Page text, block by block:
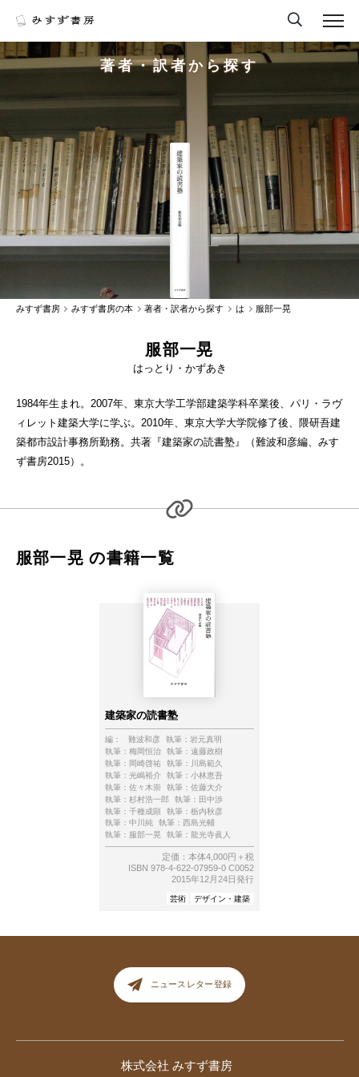
著者・訳者から探す
みすず書房 みすず書房の本 著者・訳者から探す は 服部一晃
服部一晃
はっとり・かずあき
1984年生まれ。2007年、東京大学工学部建築学科卒業後、パリ・ラヴ
ィレット建築大学に学ぶ。2010年、東京大学大学院修了後、隈研吾建
築都市設計事務所勤務。共著『建築家の読書塾』（難波和彦編、みす
ず書房2015）。
服部一晃 の書籍一覧
建築家の読書塾
編： 難波和彦 執筆： 岩元真明
執筆： 梅岡恒治 執筆： 遠藤政樹
執筆： 岡崎啓祐 執筆：
川島範久
執筆： 光嶋裕介 執筆： 小林恵吾
執筆： 佐々木崇 執筆： 佐藤大介
執筆： 杉村浩一郎 執筆： 田中渉
執筆： 千種成顕 執筆： 栃内秋彦
執筆： 中川純 執筆： 西島光輔
執筆： 服部一晃 執筆： 龍光寺眞人
定価：本体4,000円＋税
ISBN 978-4-622-07959-0 C0052
2015年12月24日発行
芸術 デザイン・建築
ニュースレター登録
株式会社 みすず書房